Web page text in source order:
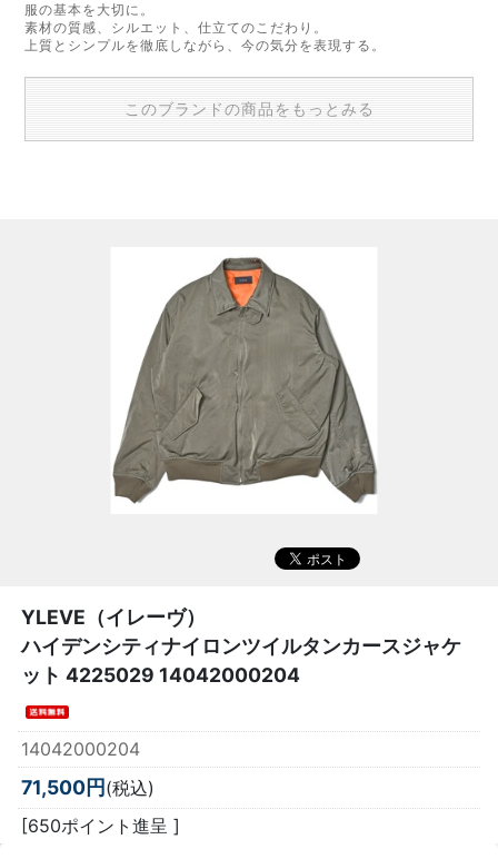
服の基本を大切に。
素材の質感、シルエット、仕立てのこだわり。
上質とシンプルを徹底しながら、今の気分を表現する。
このブランドの商品をもっとみる
YLEVE（イレーヴ）
ハイデンシティナイロンツイルタンカースジャケ
ット 4225029 14042000204
14042000204
71,500円 (税込)
[650ポイント進呈 ]